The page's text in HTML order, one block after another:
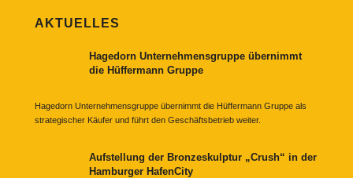
AKTUELLES
Hagedorn Unternehmensgruppe übernimmt
die Hüffermann Gruppe
Hagedorn Unternehmensgruppe übernimmt die Hüffermann Gruppe als
strategischer Käufer und führt den Geschäftsbetrieb weiter.
Aufstellung der Bronzeskulptur „Crush“ in der
Hamburger HafenCity